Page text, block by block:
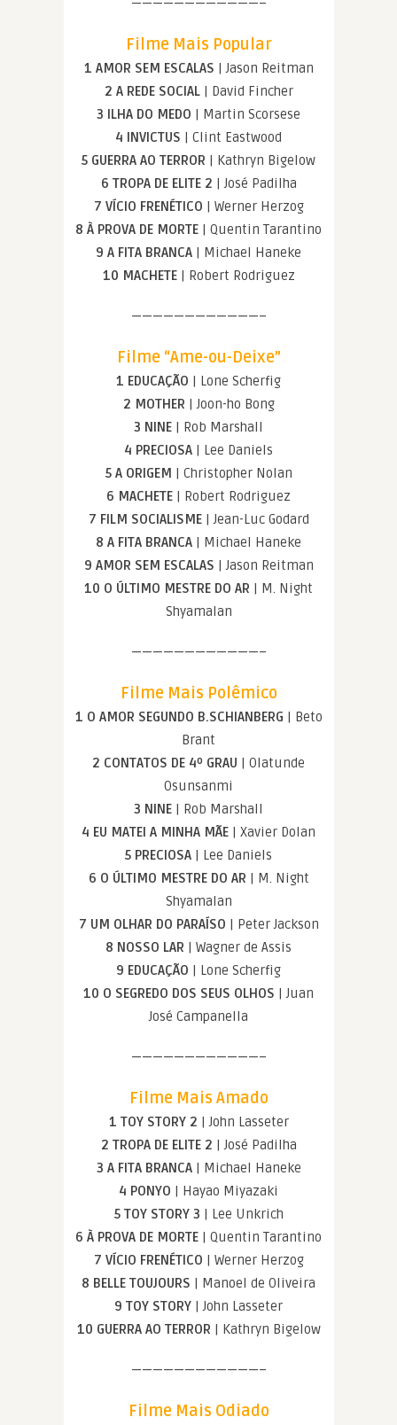
————————————–
Filme Mais Popular
1 AMOR SEM ESCALAS | Jason Reitman
2 A REDE SOCIAL| David Fincher
3 ILHA DO MEDO | Martin Scorsese
4 INVICTUS | Clint Eastwood
5 GUERRA AO TERROR | Kathryn Bigelow
6 TROPA DE ELITE 2 | José Padilha
7 VÍCIO FRENÉTICO | Werner Herzog
8 À PROVA DE MORTE | Quentin Tarantino
9 A FITA BRANCA | Michael Haneke
10 MACHETE| Robert Rodriguez
————————————–
Filme “Ame-ou-Deixe”
1 EDUCAÇÃO | Lone Scherfig
2 MOTHER | Joon-ho Bong
3 NINE | Rob Marshall
4 PRECIOSA | Lee Daniels
5 A ORIGEM | Christopher Nolan
6 MACHETE | Robert Rodriguez
7 FILM SOCIALISME| Jean-Luc Godard
8 A FITA BRANCA | Michael Haneke
9 AMOR SEM ESCALAS | Jason Reitman
10 O ÚLTIMO MESTRE DO AR | M. Night
Shyamalan
————————————–
Filme Mais Polêmico
1 O AMOR SEGUNDO B.SCHIANBERG | Beto
Brant
2 CONTATOS DE 4º GRAU | Olatunde
Osunsanmi
3 NINE | Rob Marshall
4 EU MATEI A MINHA MÃE | Xavier Dolan
5 PRECIOSA | Lee Daniels
6 O ÚLTIMO MESTRE DO AR | M. Night
Shyamalan
7 UM OLHAR DO PARAÍSO | Peter Jackson
8 NOSSO LAR | Wagner de Assis
9 EDUCAÇÃO | Lone Scherfig
10 O SEGREDO DOS SEUS OLHOS | Juan
José Campanella
————————————–
Filme Mais Amado
1 TOY STORY 2 | John Lasseter
2 TROPA DE ELITE 2 | José Padilha
3 A FITA BRANCA| Michael Haneke
4 PONYO | Hayao Miyazaki
5 TOY STORY 3 | Lee Unkrich
6 À PROVA DE MORTE | Quentin Tarantino
7 VÍCIO FRENÉTICO | Werner Herzog
8 BELLE TOUJOURS | Manoel de Oliveira
9 TOY STORY | John Lasseter
10 GUERRA AO TERROR | Kathryn Bigelow
————————————–
Filme Mais Odiado